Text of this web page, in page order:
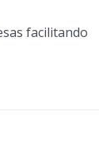
facilitando